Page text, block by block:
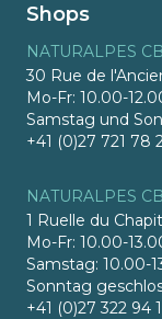
Shops
NATURALPES
30 Rue de
Mo-Fr: 10.00-
Samstag und
+41 (0)27 721 78
NATURALPES
1 Ruelle du
Mo-Fr: 10.00-
Samstag: 10.00-
Sonntag
+41 (0)27 322 94